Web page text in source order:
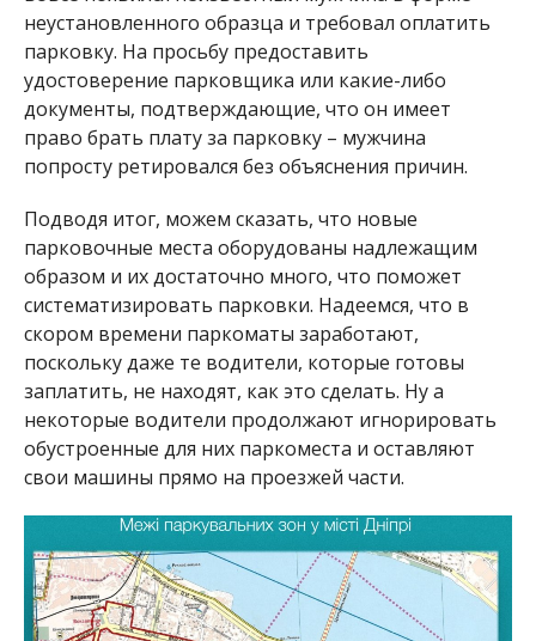
неустановленного образца и требовал оплатить
парковку. На просьбу предоставить
удостоверение парковщика или какие-либо
документы, подтверждающие, что он имеет
право брать плату за парковку – мужчина
попросту ретировался без объяснения причин.
Подводя итог, можем сказать, что новые
парковочные места оборудованы надлежащим
образом и их достаточно много, что поможет
систематизировать парковки. Надеемся, что в
скором времени паркоматы заработают,
поскольку даже те водители, которые готовы
заплатить, не находят, как это сделать. Ну а
некоторые водители продолжают игнорировать
обустроенные для них паркоместа и оставляют
свои машины прямо на проезжей части.